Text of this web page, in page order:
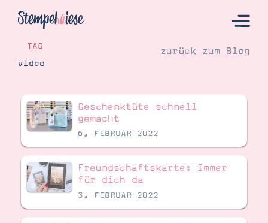
Hier Starten
Katalog
Bestellen
TAG
video
zurück zum Blog
Geschenktüte schnell
gemacht
6. FEBRUAR 2022
Freundschaftskarte: Immer
für dich da
3. FEBRUAR 2022